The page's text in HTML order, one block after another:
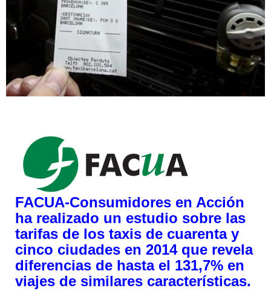
FACUA-Consumidores en Acción
ha realizado un estudio sobre las
tarifas de los taxis de cuarenta y
cinco ciudades en 2014 que revela
diferencias de hasta el 131,7% en
viajes de similares características.